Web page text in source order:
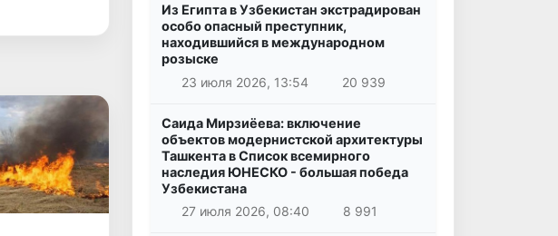
Из Египта в Узбекистан экстрадирован
особо опасный преступник,
находившийся в международном
розыске
23 июля 2026, 13:54
20 939
Саида Мирзиёева: включение
объектов модернистской архитектуры
Ташкента в Список всемирного
наследия ЮНЕСКО - большая победа
Узбекистана
27 июля 2026, 08:40
8 991